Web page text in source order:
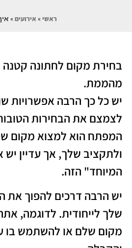
ראשי» אירועים»
בחירת מקום לחתונה קטנה
מהממת.
יש כל כך הרבה אפשרויות
לצמצם את הבחירות
המפתח הוא למצוא מקום
ולתקציב שלך, אך עדיין
המיוחד" הזה.
יש הרבה דרכים להפוך את
שלך לייחודית. לדוגמה,
מקום שלם או להשתמש בו